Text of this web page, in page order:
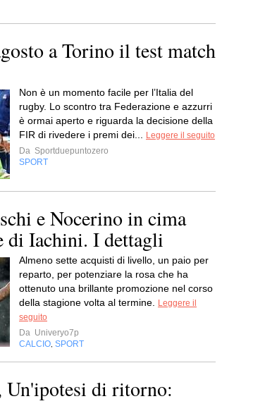
a Torino il test match
Non è un momento facile per l’Italia del
rugby. Lo scontro tra Federazione e azzurri
è ormai aperto e riguarda la decisione della
FIR di rivedere i premi dei...
Leggere il seguito
Da Sportduepuntozero
SPORT
e Nocerino in cima
di Iachini. I dettagli
Almeno sette acquisti di livello, un paio per
reparto, per potenziare la rosa che ha
ottenuto una brillante promozione nel corso
della stagione volta al termine.
Leggere il
seguito
Da Univeryo7p
CALCIO SPORT
di ritorno: